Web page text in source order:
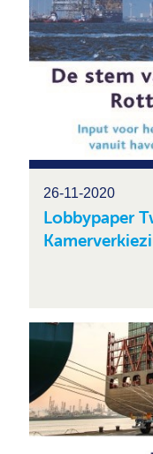
26-11-2020
Lobbypaper